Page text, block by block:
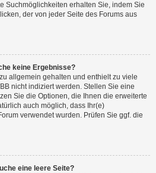
Suchmöglichkeiten erhalten Sie, indem Sie
der von jeder Seite des Forums aus
keine Ergebnisse?
allgemein gehalten und enthielt zu viele
nicht indiziert werden. Stellen Sie eine
Sie die Optionen, die Ihnen die erweiterte
auch möglich, dass Ihr(e)
verwendet wurden. Prüfen Sie ggf. die
eine leere Seite?